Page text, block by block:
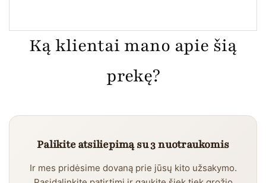
Ką klientai mano apie šią
prekę?
Palikite atsiliepimą su 3 nuotraukomis
Ir mes pridėsime dovaną prie jūsų kito užsakymo.